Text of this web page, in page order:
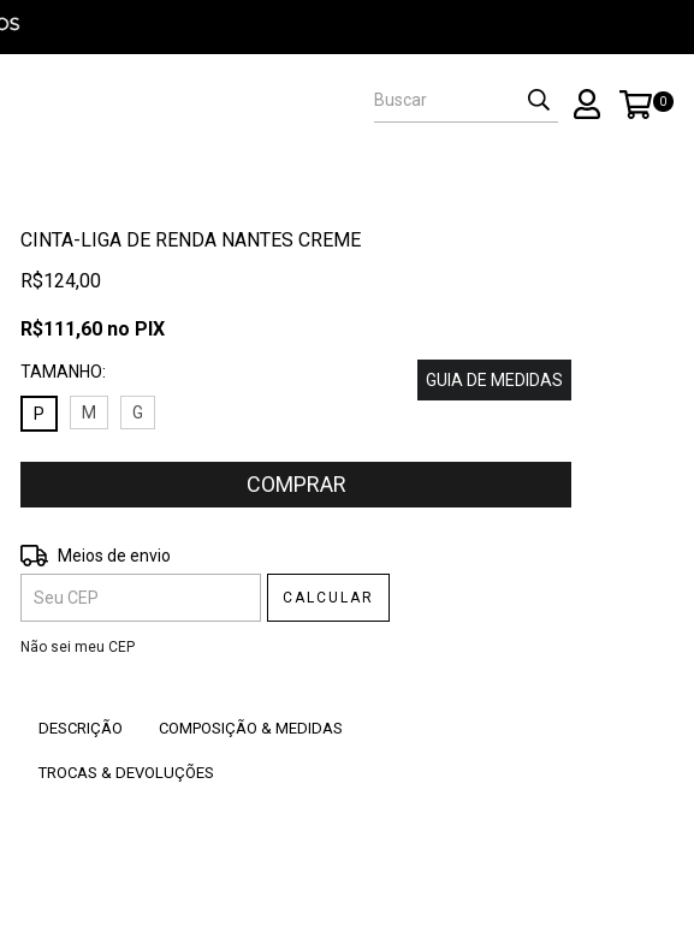
0
CINTA-LIGA DE RENDA NANTES CREME
R$124,00
R$111,60 no PIX
TAMANHO:
GUIA DE MEDIDAS
P
M G
Entregas para o CEP:
Meios de envio
CALCULAR
Não sei meu CEP
DESCRIÇÃO COMPOSIÇÃO & MEDIDAS
TROCAS & DEVOLUÇÕES